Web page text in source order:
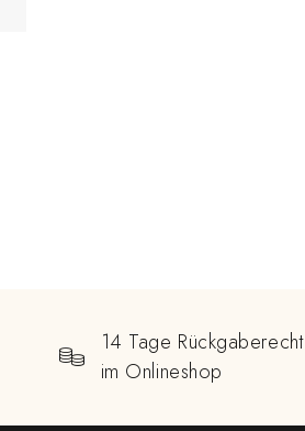
14 Tage Rückgaberecht
im Onlineshop